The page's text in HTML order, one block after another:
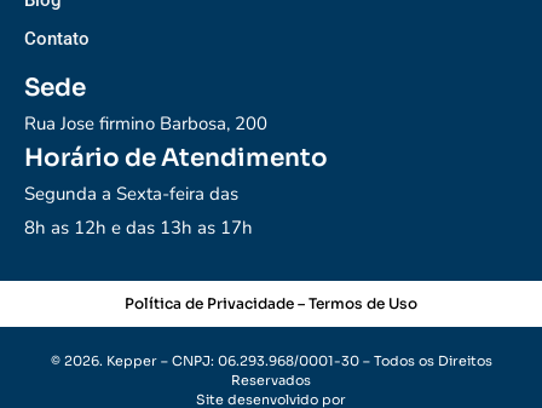
Contato
Sede
Rua Jose firmino Barbosa, 200
Horário de Atendimento
Segunda a Sexta-feira das
8h as 12h e das 13h as 17h
Política de Privacidade – Termos de Uso
© 2026. Kepper – CNPJ: 06.293.968/0001-30 – Todos os Direitos
Reservados
Site desenvolvido por